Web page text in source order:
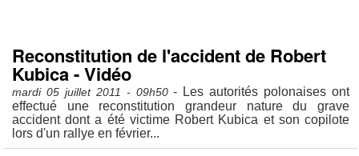
Reconstitution de l'accident de Robert
Kubica - Vidéo
mardi 05 juillet 2011 - 09h50- Les autorités polonaises ont
effectué une reconstitution grandeur nature du grave
accident dont a été victime Robert Kubica et son copilote
lors d'un rallye en février...